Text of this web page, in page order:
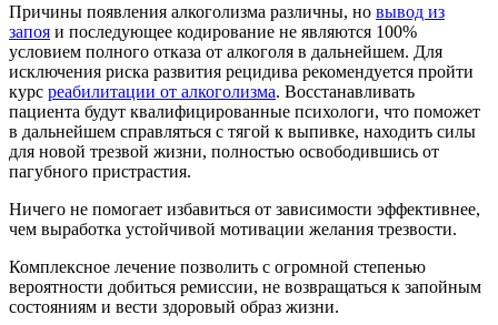
Причины появления алкоголизма различны, но вывод из
запоя и последующее кодирование не являются 100%
условием полного отказа от алкоголя в дальнейшем. Для
исключения риска развития рецидива рекомендуется пройти
курс реабилитации от алкоголизма. Восстанавливать
пациента будут квалифицированные психологи, что поможет
в дальнейшем справляться с тягой к выпивке, находить силы
для новой трезвой жизни, полностью освободившись от
пагубного пристрастия.
Ничего не помогает избавиться от зависимости эффективнее,
чем выработка устойчивой мотивации желания трезвости.
Комплексное лечение позволить с огромной степенью
вероятности добиться ремиссии, не возвращаться к запойным
состояниям и вести здоровый образ жизни.